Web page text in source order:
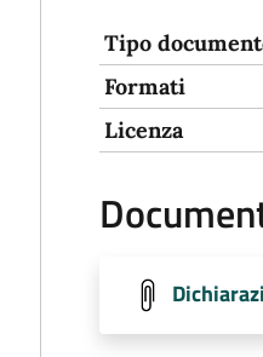
Tipo
Formati
Licenza